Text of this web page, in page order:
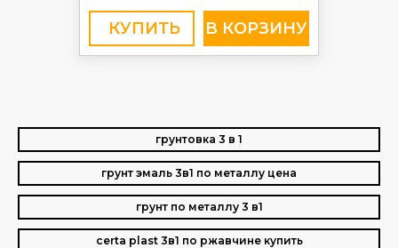
КУПИТЬ
грунтовка 3 в 1
грунт эмаль 3в1 по металлу цена
грунт по металлу 3 в1
certa plast 3в1 по ржавчине купить